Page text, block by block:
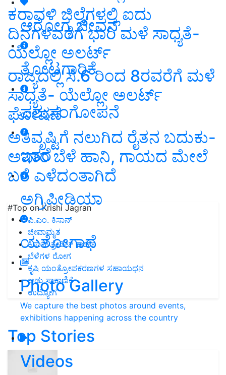
ಆರೋಗ್ಯ ಜೀವನ
ತೋಟಗಾರಿಕೆ
ಪಶುಸಂಗೋಪನೆ
ಇತರೆ
ಅಗ್ರಿಪೀಡಿಯಾ
ಯಶೋಗಾಥೆ
Photo Gallery
We capture the best photos around events,
exhibitions happening across the country
Videos
ಕರಾವಳಿ ಜಿಲ್ಲೆಗಳಲ್ಲಿ ಐದು
ದಿನಗಳವರೆಗೆ ಭಾರಿ ಮಳೆ ಸಾಧ್ಯತೆ-
ಯೆಲ್ಲೋ ಅಲರ್ಟ್
ರಾಜ್ಯದಲ್ಲಿ ಸೆ.6 ರಿಂದ 8ರವರೆಗೆ ಮಳೆ
ಸಾಧ್ಯತೆ- ಯೆಲ್ಲೋ ಅಲರ್ಟ್
ಘೋಷಣೆ
ಅತಿವೃಷ್ಟಿಗೆ ನಲುಗಿದ ರೈತನ ಬದುಕು-
ಅಪಾರ ಬೆಳೆ ಹಾನಿ, ಗಾಯದ ಮೇಲೆ
ಬರೆ ಎಳೆದಂತಾಗಿದೆ
#Top on Krishi Jagran
ಪಿ.ಎಂ. ಕಿಸಾನ್
ಜೀವಾಮೃತ
ಕಿಸಾನ್ ಕ್ರೇಡಿಟ್ ಕಾರ್ಡ್
ಬೆಳೆಗಳ ರೋಗ
ಕೃಷಿ ಯಂತ್ರೋಪಕರಣಗಳ ಸಹಾಯಧನ
ಆಡು ಸಾಕಾಣಿಕೆ
ಉದ್ಯೋಗ
Top Stories